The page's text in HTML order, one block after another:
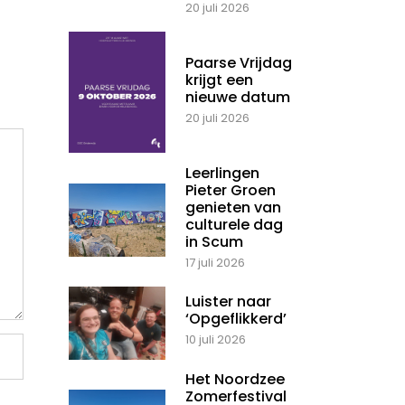
20 juli 2026
Paarse Vrijdag
krijgt een
nieuwe datum
20 juli 2026
Leerlingen
Pieter Groen
genieten van
culturele dag
in Scum
17 juli 2026
Luister naar
‘Opgeflikkerd’
10 juli 2026
Het Noordzee
Zomerfestival